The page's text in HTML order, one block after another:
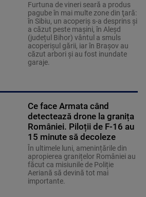
Furtuna de vineri seară a produs
pagube în mai multe zone din ţară:
în Sibiu, un acoperiş s-a desprins și
a căzut peste maşini, în Aleşd
(județul Bihor) vântul a smuls
acoperişul gării, iar în Braşov au
căzut arbori şi au fost inundate
garaje.
Ce face Armata când
detectează drone la granița
României. Piloții de F-16 au
15 minute să decoleze
În ultimele luni, amenințările din
apropierea granițelor României au
făcut ca misiunile de Poliție
Aeriană să devină tot mai
importante.